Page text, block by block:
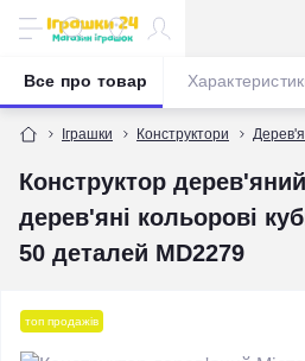
Іграшки Конструктори
Конструктор
дерев'яні кольорові
50 деталей MD2279
Все про товар
топ продажів